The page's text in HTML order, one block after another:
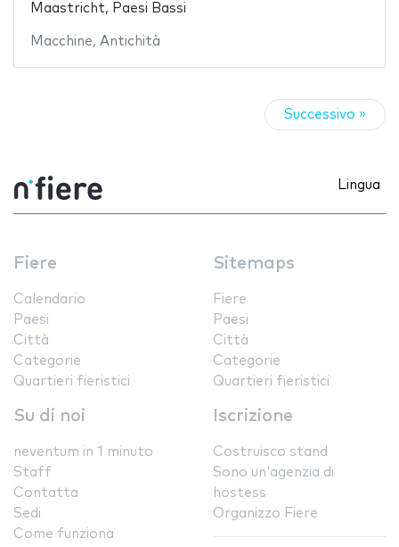
Maastricht, Paesi Bassi
Macchine, Antichità
Successivo »
Lingua
Fiere
Calendario
Paesi
Città
Categorie
Quartieri fieristici
Sitemaps
Fiere
Paesi
Città
Categorie
Quartieri fieristici
Su di noi
neventum in 1 minuto
Staff
Contatta
Sedi
Come funziona
Iscrizione
Costruisco stand
Sono un'agenzia di
hostess
Organizzo Fiere